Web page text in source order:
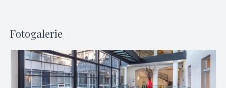
Fotogalerie